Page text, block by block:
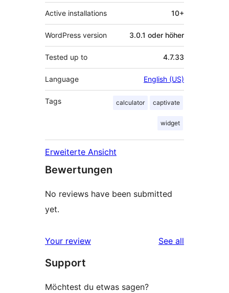
Active installations 10+
WordPress version 3.0.1 oder höher
Tested up to 4.7.33
Language English (US)
Tags calculator captivate
widget
Erweiterte Ansicht
Bewertungen
No reviews have been submitted
yet.
Your review See all
Support
Möchtest du etwas sagen?